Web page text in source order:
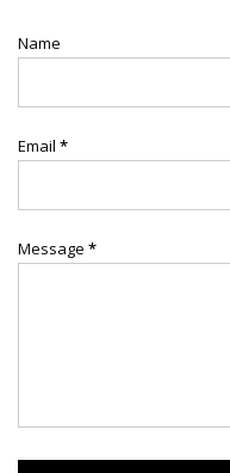
Name
Email *
Message *